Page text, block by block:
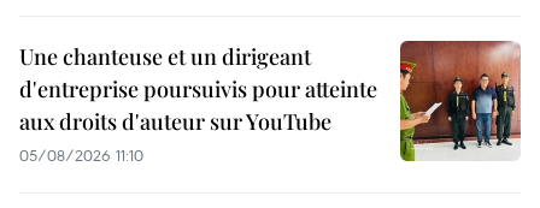
Une chanteuse et un dirigeant
d'entreprise poursuivis pour atteinte
aux droits d'auteur sur YouTube
05/08/2026 11:10